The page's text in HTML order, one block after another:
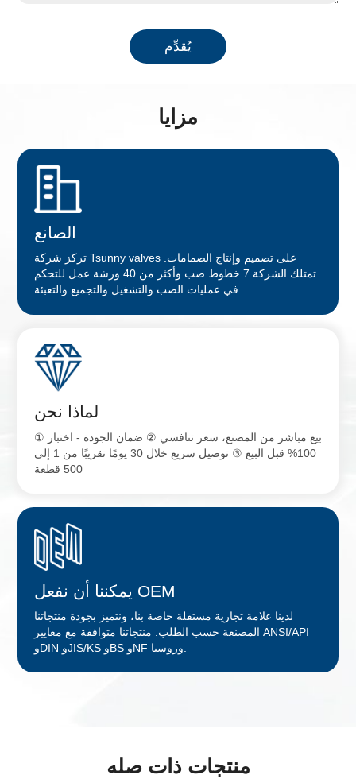
يُقدِّم
مزايا
الصانع
تركز شركة Tsunny valves على تصميم وإنتاج الصمامات.
تمتلك الشركة 7 خطوط صب وأكثر من 40 ورشة عمل للتحكم
في عمليات الصب والتشغيل والتجميع والتعبئة.
لماذا نحن
① بيع مباشر من المصنع، سعر تنافسي ② ضمان الجودة - اختبار
100% قبل البيع ③ توصيل سريع خلال 30 يومًا تقريبًا من 1 إلى
500 قطعة
يمكننا أن نفعل OEM
لدينا علامة تجارية مستقلة خاصة بنا، ونتميز بجودة منتجاتنا
المصنعة حسب الطلب. منتجاتنا متوافقة مع معايير ANSI/API
وDIN وJIS/KS وBS وNF وروسيا.
منتجات ذات صله